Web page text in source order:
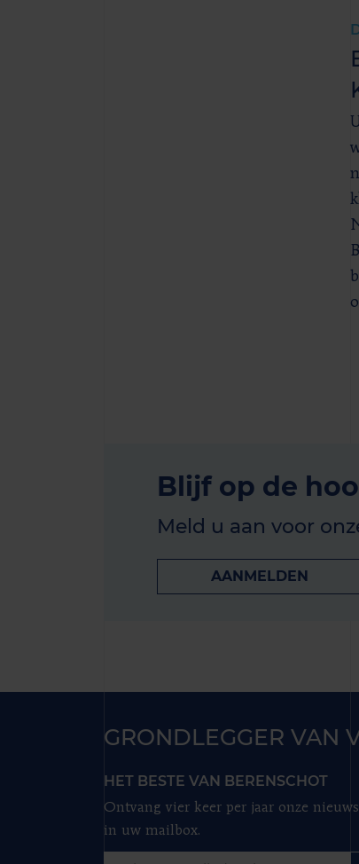
Blijf op de
Meld u aan voor
AANMELDEN
GRONDLEGGER VAN
HET BESTE VAN BERENSCHOT
Ontvang vier keer per jaar onze
in uw mailbox.